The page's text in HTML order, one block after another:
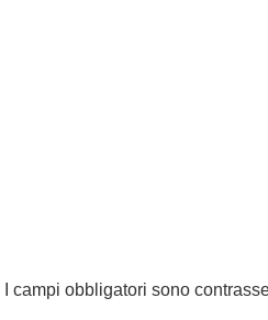
I campi obbligatori sono